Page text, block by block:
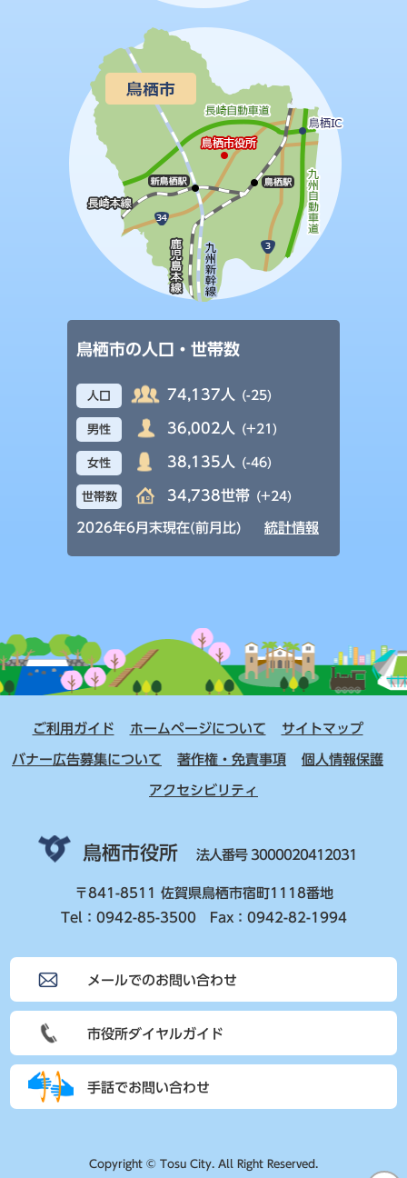
鳥栖市の人口・世帯数
人口 74,137人 (-25)
男性 36,002人 (+21)
女性 38,135人 (-46)
世帯数 34,738世帯 (+24)
2026年6月末現在(前月比) 統計情報
ご利用ガイド ホームページについて サイトマップ
バナー広告募集について 著作権・免責事項 個人情報保護
アクセシビリティ
鳥栖市役所 法人番号 3000020412031
〒841-8511 佐賀県鳥栖市宿町1118番地
Tel：0942-85-3500 Fax：0942-82-1994
メールでのお問い合わせ
市役所ダイヤルガイド
手話でお問い合わせ
Copyright © Tosu City. All Right Reserved.